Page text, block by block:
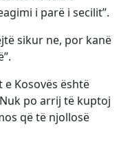
i parë i secilit”.
sikur ne, por kanë
Kosovës është
po arrij të kuptoj
që të njollosë